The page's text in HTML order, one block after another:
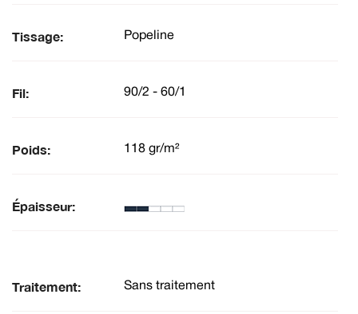
Tissage: Popeline
Fil: 90/2 - 60/1
Poids: 118 gr/m²
Épaisseur:
Traitement: Sans traitement